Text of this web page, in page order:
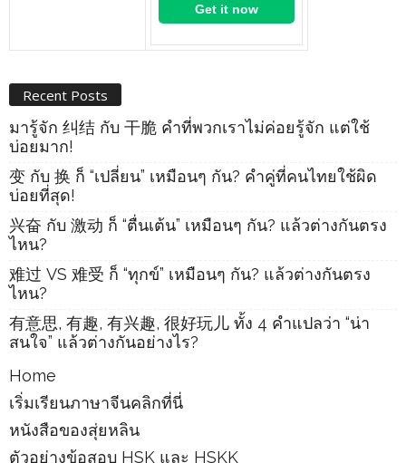
Get it now
Recent Posts
มารู้จัก 纠结 กับ 干脆 คำที่พวกเราไม่ค่อยรู้จัก แต่ใช้
บ่อยมาก!
变 กับ 换 ก็ “เปลี่ยน” เหมือนๆ กัน? คำคู่ที่คนไทยใช้ผิด
บ่อยที่สุด!
兴奋 กับ 激动 ก็ “ตื่นเต้น” เหมือนๆ กัน? แล้วต่างกันตรง
ไหน?
难过 VS 难受 ก็ “ทุกข์” เหมือนๆ กัน? แล้วต่างกันตรง
ไหน?
有意思, 有趣, 有兴趣, 很好玩儿 ทั้ง 4 คำแปลว่า “น่า
สนใจ” แล้วต่างกันอย่างไร?
Home
เริ่มเรียนภาษาจีนคลิกที่นี่
หนังสือของสุ่ยหลิน
ตัวอย่างข้อสอบ HSK และ HSKK